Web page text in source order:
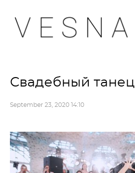
Свадебный танец
September 23, 2020 14:10